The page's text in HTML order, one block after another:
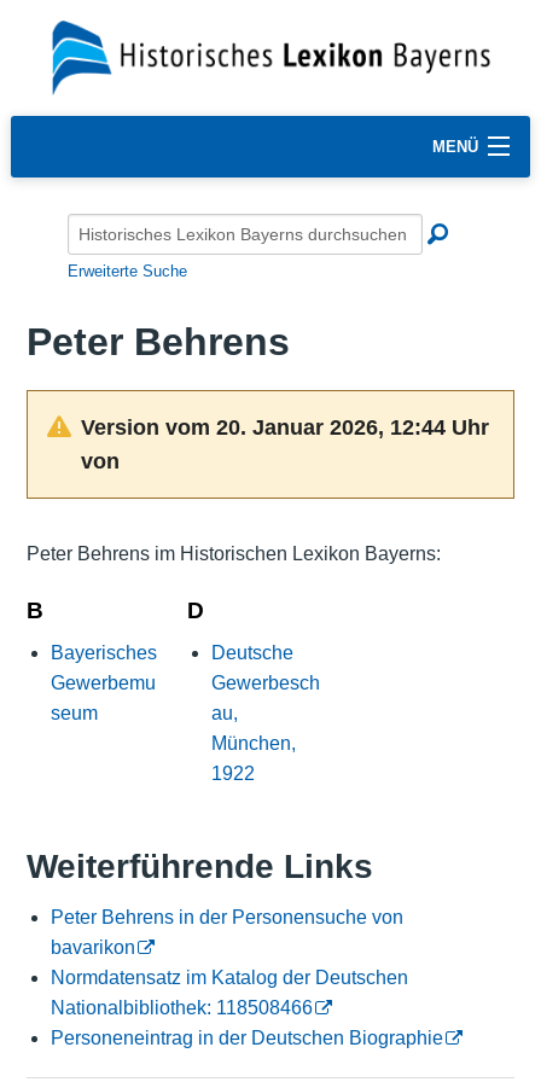
MENÜ
Erweiterte Suche
Peter Behrens
Version vom 20. Januar 2026, 12:44 Uhr
von
Peter Behrens im Historischen Lexikon Bayerns:
B
Bayerisches
Gewerbemu
seum
D
Deutsche
Gewerbesch
au,
München,
1922
Weiterführende Links
Peter Behrens in der Personensuche von
bavarikon
Normdatensatz im Katalog der Deutschen
Nationalbibliothek: 118508466
Personeneintrag in der Deutschen Biographie